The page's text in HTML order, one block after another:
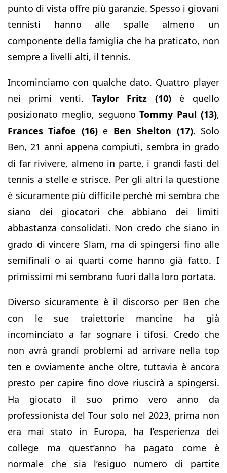
punto di vista offre più garanzie. Spesso i giovani
tennisti hanno alle spalle almeno un
componente della famiglia che ha praticato, non
sempre a livelli alti, il tennis.
Incominciamo con qualche dato. Quattro player
nei primi venti. Taylor Fritz (10) è quello
posizionato meglio, seguonoTommy Paul (13),
Frances Tiafoe (16)e Ben Shelton (17). Solo
Ben, 21 anni appena compiuti, sembra in grado
di far rivivere, almeno in parte, i grandi fasti del
tennis a stelle e strisce. Per gli altri la questione
è sicuramente più difficile perché mi sembra che
siano dei giocatori che abbiano dei limiti
abbastanza consolidati. Non credo che siano in
grado di vincere Slam, ma di spingersi fino alle
semifinali o ai quarti come hanno già fatto. I
primissimi mi sembrano fuori dalla loro portata.
Diverso sicuramente è il discorso per Ben che
con le sue traiettorie mancine ha già
incominciato a far sognare i tifosi. Credo che
non avrà grandi problemi ad arrivare nella top
ten e ovviamente anche oltre, tuttavia è ancora
presto per capire fino dove riuscirà a spingersi.
Ha giocato il suo primo vero anno da
professionista del Tour solo nel 2023, prima non
era mai stato in Europa, ha l’esperienza dei
college ma quest’anno ha pagato come è
normale che sia l’esiguo numero di partite